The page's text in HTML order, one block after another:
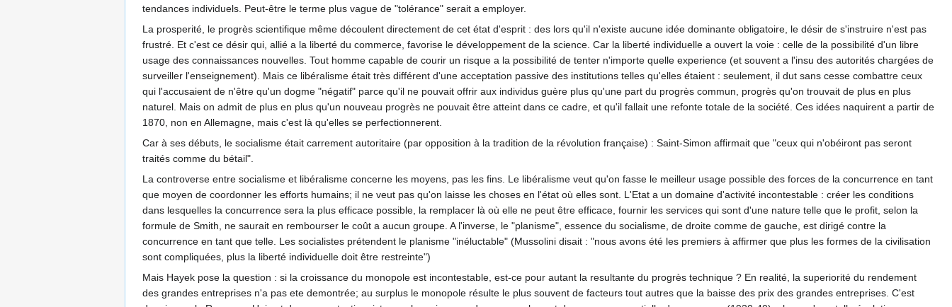
tendances individuels. Peut-être le terme plus vague de "tolérance" serait a employer.
La prosperité, le progrès scientifique même découlent directement de cet état d'esprit : des lors qu'il n'existe aucune idée dominante obligatoire, le désir de s'instruire n'est pas
frustré. Et c'est ce désir qui, allié a la liberté du commerce, favorise le développement de la science. Car la liberté individuelle a ouvert la voie : celle de la possibilité d'un libre
usage des connaissances nouvelles. Tout homme capable de courir un risque a la possibilité de tenter n'importe quelle experience (et souvent a l'insu des autorités chargées de
surveiller l'enseignement). Mais ce libéralisme était très différent d'une acceptation passive des institutions telles qu'elles étaient : seulement, il dut sans cesse combattre ceux
qui l'accusaient de n'être qu'un dogme "négatif" parce qu'il ne pouvait offrir aux individus guère plus qu'une part du progrès commun, progrès qu'on trouvait de plus en plus
naturel. Mais on admit de plus en plus qu'un nouveau progrès ne pouvait être atteint dans ce cadre, et qu'il fallait une refonte totale de la société. Ces idées naquirent a partir de
1870, non en Allemagne, mais c'est là qu'elles se perfectionnerent.
Car à ses débuts, le socialisme était carrement autoritaire (par opposition à la tradition de la révolution française) : Saint-Simon affirmait que "ceux qui n'obéiront pas seront
traités comme du bétail".
La controverse entre socialisme et libéralisme concerne les moyens, pas les fins. Le libéralisme veut qu'on fasse le meilleur usage possible des forces de la concurrence en tant
que moyen de coordonner les efforts humains; il ne veut pas qu'on laisse les choses en l'état où elles sont. L'Etat a un domaine d'activité incontestable : créer les conditions
dans lesquelles la concurrence sera la plus efficace possible, la remplacer là où elle ne peut être efficace, fournir les services qui sont d'une nature telle que le profit, selon la
formule de Smith, ne saurait en rembourser le coût a aucun groupe. A l'inverse, le "planisme", essence du socialisme, de droite comme de gauche, est dirigé contre la
concurrence en tant que telle. Les socialistes prétendent le planisme "inéluctable" (Mussolini disait : "nous avons été les premiers à affirmer que plus les formes de la civilisation
sont compliquées, plus la liberté individuelle doit être restreinte")
Mais Hayek pose la question : si la croissance du monopole est incontestable, est-ce pour autant la resultante du progrès technique ? En realité, la superiorité du rendement
des grandes entreprises n'a pas ete demontrée; au surplus le monopole résulte le plus souvent de facteurs tout autres que la baisse des prix des grandes entreprises. C'est